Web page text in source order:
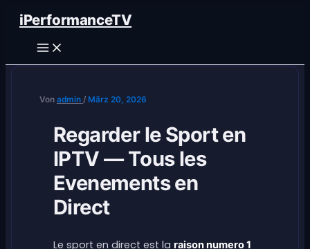
Zum
Inhalt
springen
iPerformanceTV
Von admin / März 20, 2026
Regarder le Sport en
IPTV — Tous les
Evenements en
Direct
Le sport en direct est la raison numero 1